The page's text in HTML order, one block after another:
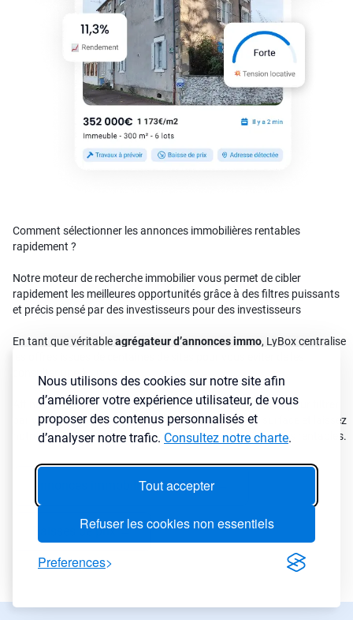
Nous utilisons des cookies sur notre site afin
d’améliorer votre expérience utilisateur, de vous
proposer des contenus personnalisés et
d’analyser notre trafic. Consultez notre charte.
Tout accepter
Refuser les cookies non essentiels
Preferences
Comment sélectionner les annonces immobilières rentables
rapidement ?
Notre moteur de recherche immobilier vous permet de cibler
rapidement les meilleures opportunités grâce à des filtres puissants
et précis pensé par des investisseurs pour des investisseurs
En tant que véritableagrégateur d’annonces immo, LyBox centralise
consulter une à une.
Affinez vos résultats avec plus de 30 critères disponibles pour filtrer
par ville, prix, rendement, cash-flow, type de bien ou surface et laissez
notre agrégateur immobilier détecter les annonces les plus rentables.
Annonces immobilières urgentes
Baisses de prix→